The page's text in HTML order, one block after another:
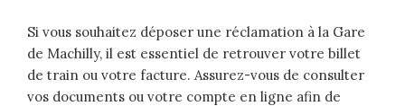
Si vous souhaitez déposer une réclamation à la Gare
de Machilly, il est essentiel de retrouver votre billet
de train ou votre facture. Assurez-vous de consulter
vos documents ou votre compte en ligne afin de